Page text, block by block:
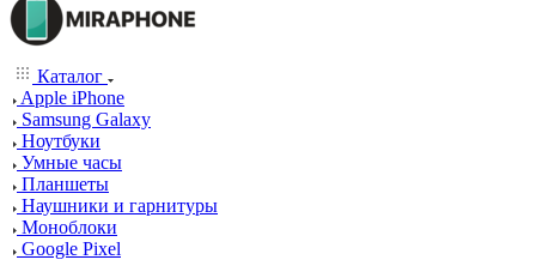
Каталог
Apple iPhone
Samsung Galaxy
Ноутбуки
Умные часы
Планшеты
Наушники и гарнитуры
Моноблоки
Google Pixel